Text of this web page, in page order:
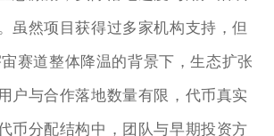
虽然项目获得过多家机构支持，但
赛道整体降温的背景下，生态扩张
户与合作落地数量有限，代币真实
币分配结构中，团队与早期投资方